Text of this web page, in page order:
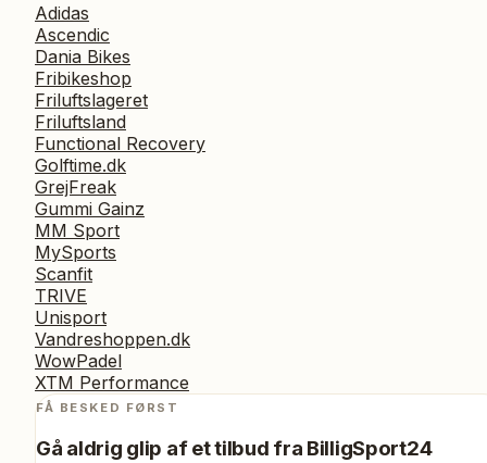
Adidas
Ascendic
Dania Bikes
Fribikeshop
Friluftslageret
Friluftsland
Functional Recovery
Golftime.dk
GrejFreak
Gummi Gainz
MM Sport
MySports
Scanfit
TRIVE
Unisport
Vandreshoppen.dk
WowPadel
XTM Performance
FÅ BESKED FØRST
Gå aldrig glip af et tilbud fra BilligSport24